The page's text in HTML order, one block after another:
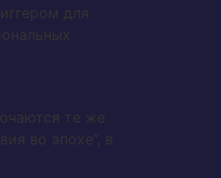
для
те же
во эпохе”, в